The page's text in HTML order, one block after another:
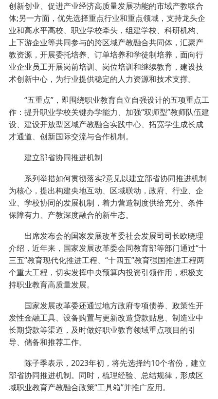
创新创业、促进产业经济高质量发展功能的市域产教联合
体;另一方面，优先选择重点行业和重点领域，支持龙头企
业和高水平高校、职业学校牵头，组建学校、科研机构、
上下游企业等共同参与的跨区域产教融合共同体，汇聚产
教资源，开展委托培养、订单培养和学徒制培养，面向行
业企业员工开展岗前培训、岗位培训和继续教育，建设技
术创新中心，为行业提供稳定的人力资源和技术支撑。
“五重点”，即围绕职业教育自立自强设计的五项重点工
作：提升职业学校关键办学能力、加强“双师型”教师队伍建
设、建设开放型区域产教融合实践中心、拓宽学生成长成
才通道、创新国际交流与合作机制。
建立部省协同推进机制
系列举措如何贯彻落实?意见以建立部省协同推进机制
为核心，提出构建央地互动、区域联动，政府、行业、企
业、学校协同的发展机制，着力营造制度供给充分、条件
保障有力、产教深度融合的新生态。
出席发布会的国家发展改革委社会发展司司长欧晓理
介绍，近年来，国家发展改革委会同教育部等部门通过“十
三五”教育现代化推进工程、“十四五”教育强国推进工程两
个重大工程，切实发挥中央预算内投资引领作用，积极支
持职业教育高质量发展。
国家发展改革委还通过地方政府专项债券、政策性开
发性金融工具、设备购置与更新改造贷款贴息、制造业中
长期贷款等渠道，及时做好职业教育领域重点项目的引
导、储备和推荐工作。
陈子季表示，2023年初，将先选择约10个省份，建立
部省协同推进机制。同时，梳理经验、总结规律，形成区
域职业教育产教融合政策“工具箱”并推广应用。